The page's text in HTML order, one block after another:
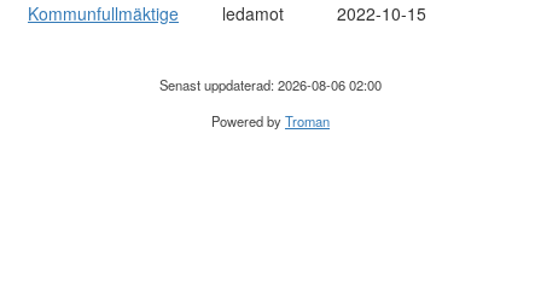
Kommunfullmäktige
ledamot 2022-10-15
Senast uppdaterad: 2026-08-06 02:00
Powered byTroman